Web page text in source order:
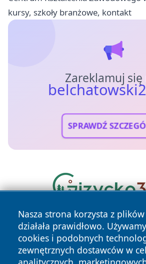
kursy, szkoły branżowe, kontakt
Zareklamuj się
SPRAWDŹ
Nasza strona korzysta z
działała prawidłowo.
cookies i podobnych
zewnętrznych dostawców w